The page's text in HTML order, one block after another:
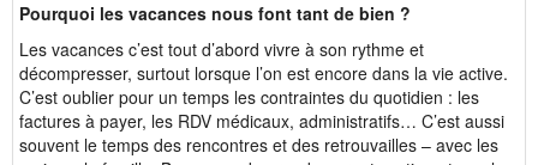
Pourquoi les vacances nous font tant de bien ?
Les vacances c’est tout d’abord vivre à son rythme et
décompresser, surtout lorsque l’on est encore dans la vie active.
C’est oublier pour un temps les contraintes du quotidien : les
factures à payer, les RDV médicaux, administratifs… C’est aussi
souvent le temps des rencontres et des retrouvailles – avec les